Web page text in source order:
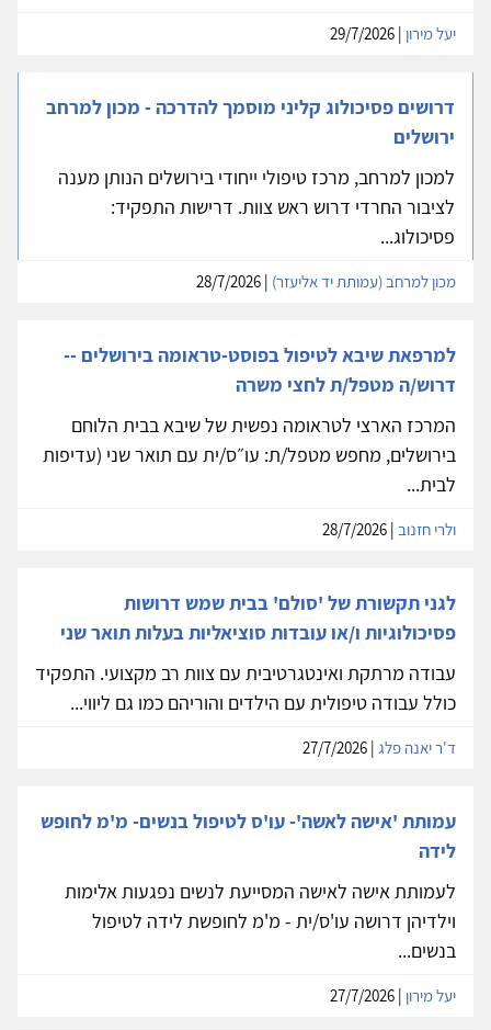
יעל מירון
דרושים פסיכולוג קליני מוסמך להדרכה - מכון למרחב
ירושלים
למכון למרחב, מרכז טיפולי ייחודי בירושלים הנותן מענה
לציבור החרדי דרוש ראש צוות. דרישות התפקיד:
פסיכולוג...
מכון למרחב (עמותת יד אליעזר)
למרפאת שיבא לטיפול בפוסט-טראומה בירושלים --
דרוש/ה מטפל/ת לחצי משרה
המרכז הארצי לטראומה נפשית של שיבא בבית הלוחם
בירושלים, מחפש מטפל/ת: עו״ס/ית עם תואר שני (עדיפות
לבית...
ולרי חזנוב
לגני תקשורת של 'סולם' בבית שמש דרושות
פסיכולוגיות ו/או עובדות סוציאליות בעלות תואר שני
עבודה מרתקת ואינטגרטיבית עם צוות רב מקצועי. התפקיד
כולל עבודה טיפולית עם הילדים והוריהם כמו גם ליווי...
ד'ר יאנה פלג
עמותת 'אישה לאשה'- עו'ס לטיפול בנשים- מ'מ לחופש
לידה
לעמותת אישה לאישה המסייעת לנשים נפגעות אלימות
וילדיהן דרושה עו'ס/ית - מ'מ לחופשת לידה לטיפול
בנשים...
יעל מירון